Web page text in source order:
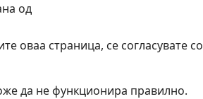
од
оваа страница, се согласувате со
да не функционира правилно.